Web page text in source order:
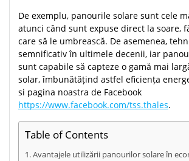
De exemplu, panourile solare sunt cele
atunci când sunt expuse direct la soare,
care să le umbrească. De asemenea,
semnificativ în ultimele decenii, iar
sunt capabile să capteze o gamă mai
solar, îmbunătățind astfel eficiența
si pagina noastra de Facebook
https://www.facebook.com/tss.thales.
Table of Contents
Avantajele utilizării panourilor solare în